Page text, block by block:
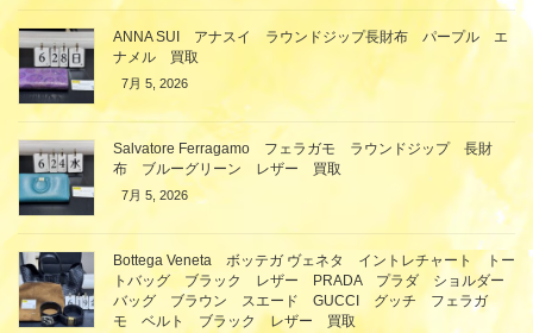
ANNA SUI アナスイ ラウンドジップ長財布 パープル エ
ナメル 買取
7月 5, 2026
Salvatore Ferragamo フェラガモ ラウンドジップ 長財
布 ブルーグリーン レザー 買取
7月 5, 2026
Bottega Veneta ボッテガ ヴェネタ イントレチャート トー
トバッグ ブラック レザー PRADA プラダ ショルダー
バッグ ブラウン スエード GUCCI グッチ フェラガ
モ ベルト ブラック レザー 買取